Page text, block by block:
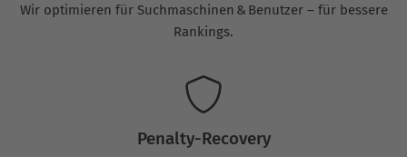
Wir optimieren für Suchmaschinen & Benutzer – für bessere
Rankings.
Penalty-Recovery